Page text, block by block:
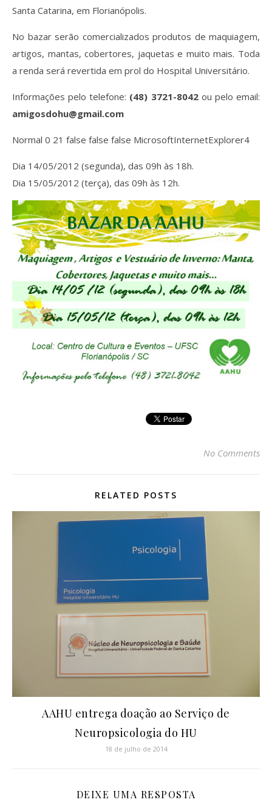
Santa Catarina, em Florianópolis.
No bazar serão comercializados produtos de maquiagem,
artigos, mantas, cobertores, jaquetas e muito mais. Toda
a renda será revertida em prol do Hospital Universitário.
Informações pelo telefone: (48) 3721-8042ou pelo email:
amigosdohu@gmail.com
Normal 0 21 false false false MicrosoftInternetExplorer4
Dia 14/05/2012 (segunda), das 09h às 18h.
Dia 15/05/2012 (terça), das 09h às 12h.
No Comments
RELATED POSTS
AAHU entrega doação ao Serviço de
Neuropsicologia do HU
18 de julho de 2014
DEIXE UMA RESPOSTA